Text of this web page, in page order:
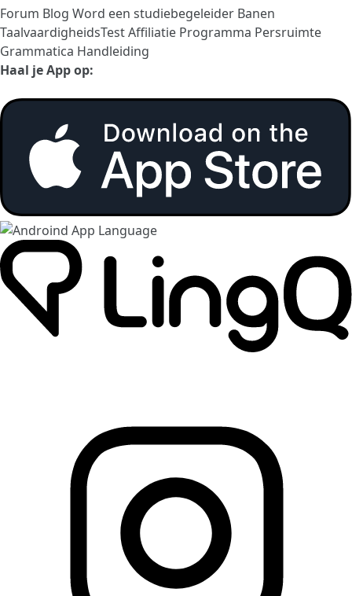
Forum Blog Word een studiebegeleider Banen
TaalvaardigheidsTestAffiliatie Programma Persruimte
Grammatica Handleiding
Haal je App op: